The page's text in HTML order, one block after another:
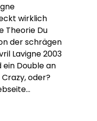
wirklich
Theorie Du
der schrägen
Lavigne 2003
ein Double an
oder?